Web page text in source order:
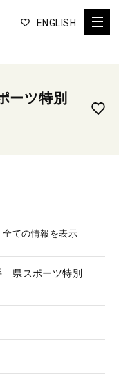
ENGLISH
ーツ特別
全ての情報を表示
県スポーツ特別